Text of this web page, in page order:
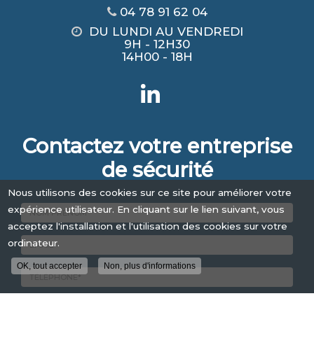
04 78 91 62 04
DU LUNDI AU VENDREDI
9H - 12H30
14H00 - 18H
Contactez votre entreprise
de sécurité
Nom
-
Prénom
*
Email
:
Nous utilisons des cookies sur ce site pour améliorer votre
expérience utilisateur. En cliquant sur le lien suivant, vous
acceptez l'installation et l'utilisation des cookies sur votre
ordinateur.
OK, tout accepter Non, plus d'informations